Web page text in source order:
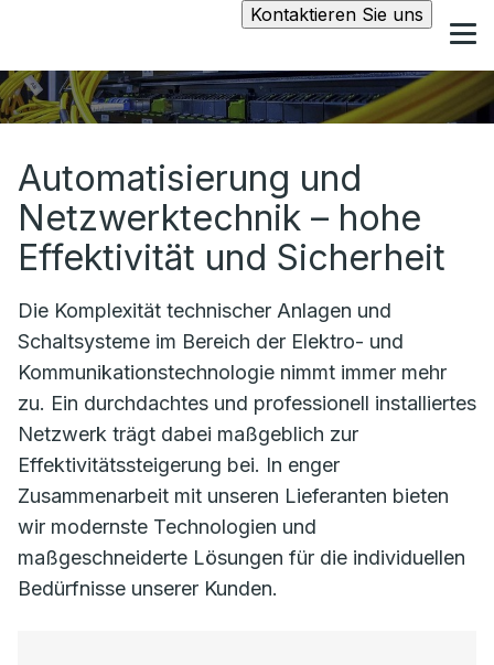
Kontaktieren Sie uns
Automatisierung und
Netzwerktechnik – hohe
Effektivität und Sicherheit
Die Komplexität technischer Anlagen und
Schaltsysteme im Bereich der Elektro- und
Kommunikationstechnologie nimmt immer mehr
zu. Ein durchdachtes und professionell installiertes
Netzwerk trägt dabei maßgeblich zur
Effektivitätssteigerung bei. In enger
Zusammenarbeit mit unseren Lieferanten bieten
wir modernste Technologien und
maßgeschneiderte Lösungen für die individuellen
Bedürfnisse unserer Kunden.